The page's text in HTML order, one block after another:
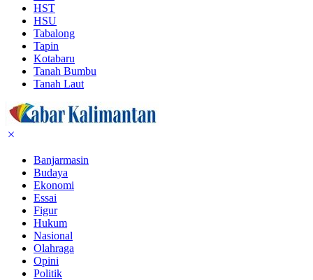
HST
HSU
Tabalong
Tapin
Kotabaru
Tanah Bumbu
Tanah Laut
Banjarmasin
Budaya
Ekonomi
Essai
Figur
Hukum
Nasional
Olahraga
Opini
Politik